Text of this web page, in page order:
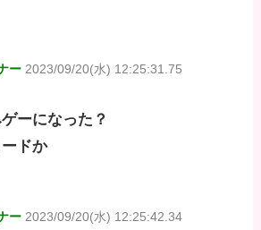
ー 2023/09/20(水) 12:25:31.75
ーになった？
ドか
ー 2023/09/20(水) 12:25:42.34